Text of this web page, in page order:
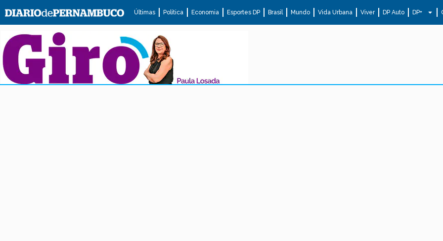
Últimas Política Economia Esportes DP Brasil Mundo Vida Urbana Viver DP Auto DP+